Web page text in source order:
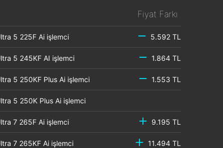
Fiyat Farkı
5 225F Ai işlemci 5.592 TL
5 245KF AI işlemci 1.864 TL
5 250KF Plus Ai işlemci 1.553 TL
5 250K Plus Ai işlemci
7 265F Ai işlemci 9.195 TL
7 265KF Ai işlemci 11.494 TL